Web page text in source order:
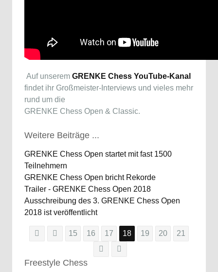
Auf unserem GRENKE Chess YouTube-Kanal
findet ihr Großmeister-Interviews und vieles mehr
rund um die
GRENKE Chess Open & Classic.
Weitere Beiträge ...
GRENKE Chess Open startet mit fast 1500
Teilnehmern
GRENKE Chess Open bricht Rekorde
Trailer - GRENKE Chess Open 2018
Ausschreibung des 3. GRENKE Chess Open
2018 ist veröffentlicht
15 16 17 18 19 20 21
Freestyle Chess